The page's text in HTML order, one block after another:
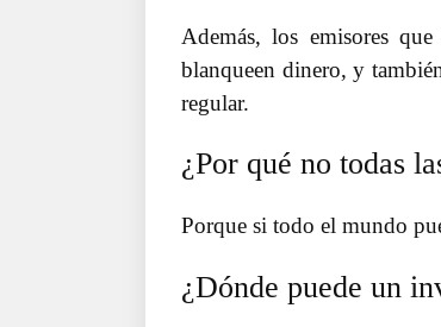
Además, los emisores
blanqueen dinero, y
regular.
¿Por qué no todas
Porque si todo el mundo
¿Dónde puede un